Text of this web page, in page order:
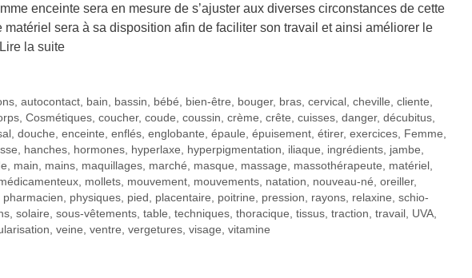
enceinte sera en mesure de s’ajuster aux diverses circonstances de cette
sera à sa disposition afin de faciliter son travail et ainsi améliorer le
Lire la suite
,autocontact bain bassin bébé bien-être bouger, bras ,cervical ,cheville ,cliente
Cosmétiques coucher, coude coussin crème crête cuisses danger, décubitus
douche enceinte enflés englobante épaule épuisement étirer, exercices Femme
hanches hormones hyperlaxe hyperpigmentation iliaque ingrédients jambe
main mains maquillages marché masque massage massothérapeute matériel
mollets mouvement mouvements natation nouveau-né oreiller,
pharmacien physiques pied placentaire poitrine pression rayons relaxine schio-
solaire sous-vêtements table techniques thoracique tissus traction travail UVA
veine ventre vergetures visage vitamine